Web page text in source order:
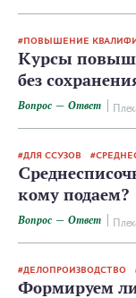
ПОВЫШЕНИЕ
Курсы
без
Вопрос — Ответ
ДЛЯ ССУЗОВ
кому подаем?
Вопрос — Ответ
ДЕЛОПРОИЗВОДСТВО
Формируем